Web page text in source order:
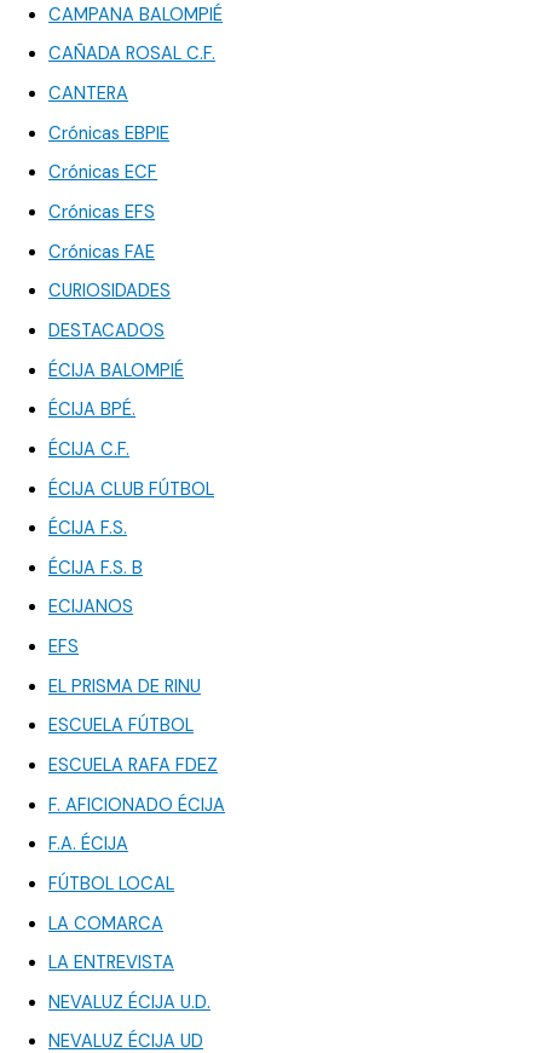
CAMPANA BALOMPIÉ
CAÑADA ROSAL C.F.
CANTERA
Crónicas EBPIE
Crónicas ECF
Crónicas EFS
Crónicas FAE
CURIOSIDADES
DESTACADOS
ÉCIJA BALOMPIÉ
ÉCIJA BPÉ.
ÉCIJA C.F.
ÉCIJA CLUB FÚTBOL
ÉCIJA F.S.
ÉCIJA F.S. B
ECIJANOS
EFS
EL PRISMA DE RINU
ESCUELA FÚTBOL
ESCUELA RAFA FDEZ
F. AFICIONADO ÉCIJA
F.A. ÉCIJA
FÚTBOL LOCAL
LA COMARCA
LA ENTREVISTA
NEVALUZ ÉCIJA U.D.
NEVALUZ ÉCIJA UD